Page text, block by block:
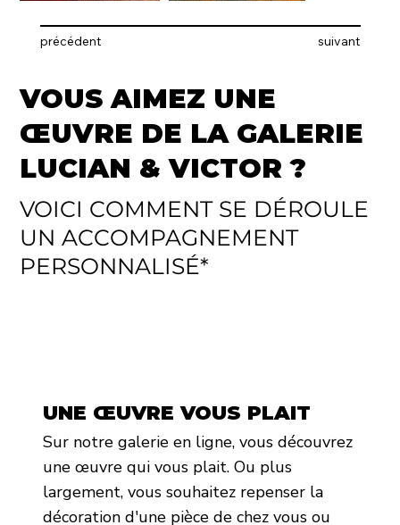
précédent suivant
VOUS AIMEZ UNE
ŒUVRE DE LA GALERIE
LUCIAN & VICTOR ?
VOICI COMMENT SE DÉROULE
UN ACCOMPAGNEMENT
PERSONNALISÉ*
UNE ŒUVRE VOUS PLAIT
Sur notre galerie en ligne, vous découvrez
une œuvre qui vous plait. Ou plus
largement, vous souhaitez repenser la
décoration d'une pièce de chez vous ou